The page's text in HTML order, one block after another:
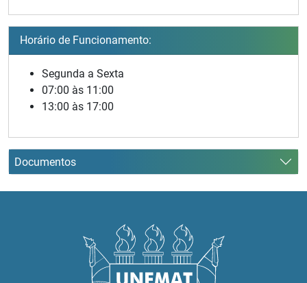
Horário de Funcionamento:
Segunda a Sexta
07:00 às 11:00
13:00 às 17:00
Documentos